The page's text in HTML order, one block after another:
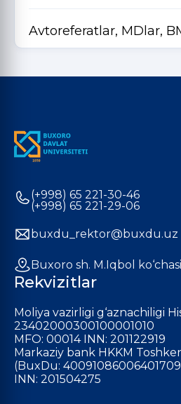
Avtoreferatlar, MDlar,
(+998) 65 221-30-46
(+998) 65 221-29-06
buxdu_rektor@buxdu.uz
Buxoro sh. M.Iqbol
Rekvizitlar
Moliya vazirligi g‘aznachiligi
23402000300100001010
MFO: 00014 INN: 201122919
Markaziy bank HKKM
(BuxDu:
INN: 201504275